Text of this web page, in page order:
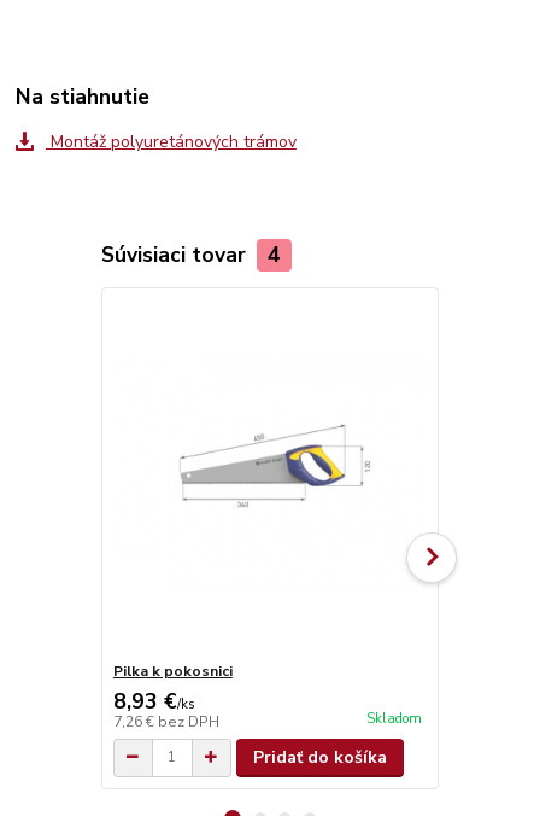
Na stiahnutie
Montáž polyuretánových trámov
Súvisiaci tovar 4
Pilka k pokosnici
8,93 €/ks
7,26 € bez DPH Skladom
Pridať do košíka